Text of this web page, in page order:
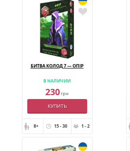
БИТВА КОЛОД 7 — ОПІР
В НАЛИЧИИ
230грн
КУПИТЬ
8+ 15 - 30 1 - 2